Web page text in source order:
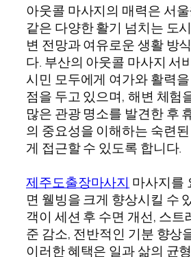
아웃콜 마사지의 매력은 서
같은 다양한 활기 넘치는 도
변 전망과 여유로운 생활 방
다. 부산의 아웃콜 마사지 서
시민 모두에게 여가와 활력
점을 두고 있으며, 해변 체험
많은 관광 명소를 발견한 후
의 중요성을 이해하는 숙련
게 접근할 수 있도록 합니다.
제주도출장마사지 마사지를
면 웰빙을 크게 향상시킬 수
객이 세션 후 수면 개선, 스트
준 감소, 전반적인 기분 향상
이러한 혜택은 일과 삶의 균